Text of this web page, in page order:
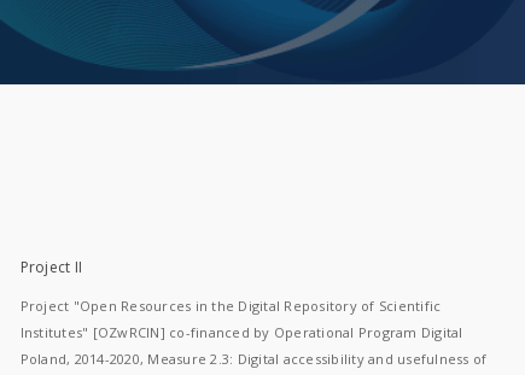
Project II
Project "Open Resources in the Digital Repository of Scientific
Institutes" [OZwRCIN] co-financed by Operational Program Digital
Poland, 2014-2020, Measure 2.3: Digital accessibility and usefulness of